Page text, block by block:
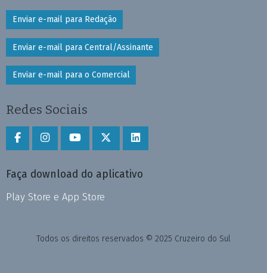
Enviar e-mail para Redação
Enviar e-mail para Central/Assinante
Enviar e-mail para o Comercial
Redes Sociais
Faça download do aplicativo
Play Store e App Store
Todos os direitos reservados © 2025 Cruzeiro do Sul